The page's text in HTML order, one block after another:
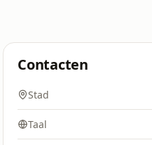
Contacten
Stad
Taal